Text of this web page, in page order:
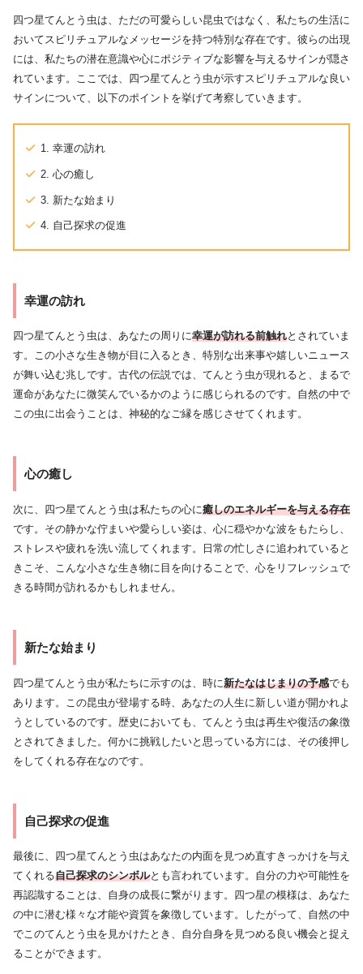
四つ星てんとう虫は、ただの可愛らしい昆虫ではなく、私たちの生活に
おいてスピリチュアルなメッセージを持つ特別な存在です。彼らの出現
には、私たちの潜在意識や心にポジティブな影響を与えるサインが隠さ
れています。ここでは、四つ星てんとう虫が示すスピリチュアルな良い
サインについて、以下のポイントを挙げて考察していきます。
1. 幸運の訪れ
2. 心の癒し
3. 新たな始まり
4. 自己探求の促進
幸運の訪れ
四つ星てんとう虫は、あなたの周りに幸運が訪れる前触れとされていま
す。この小さな生き物が目に入るとき、特別な出来事や嬉しいニュース
が舞い込む兆しです。古代の伝説では、てんとう虫が現れると、まるで
運命があなたに微笑んでいるかのように感じられるのです。自然の中で
この虫に出会うことは、神秘的なご縁を感じさせてくれます。
心の癒し
次に、四つ星てんとう虫は私たちの心に癒しのエネルギーを与える存在
です。その静かな佇まいや愛らしい姿は、心に穏やかな波をもたらし、
ストレスや疲れを洗い流してくれます。日常の忙しさに追われていると
きこそ、こんな小さな生き物に目を向けることで、心をリフレッシュで
きる時間が訪れるかもしれません。
新たな始まり
四つ星てんとう虫が私たちに示すのは、時に新たなはじまりの予感でも
あります。この昆虫が登場する時、あなたの人生に新しい道が開かれよ
うとしているのです。歴史においても、てんとう虫は再生や復活の象徴
とされてきました。何かに挑戦したいと思っている方には、その後押し
をしてくれる存在なのです。
自己探求の促進
最後に、四つ星てんとう虫はあなたの内面を見つめ直すきっかけを与え
てくれる自己探求のシンボルとも言われています。自分の力や可能性を
再認識することは、自身の成長に繋がります。四つ星の模様は、あなた
の中に潜む様々な才能や資質を象徴しています。したがって、自然の中
でこのてんとう虫を見かけたとき、自分自身を見つめる良い機会と捉え
ることができます。